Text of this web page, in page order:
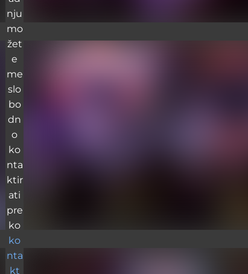
nju
mo
žet
e
me
slo
bo
dn
o
ko
nta
ktir
ati
pre
ko
ko
nta
kt